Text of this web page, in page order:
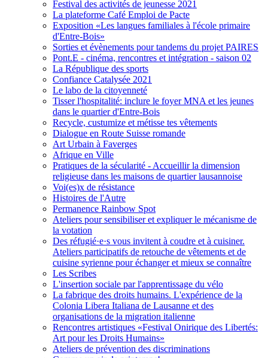
Festival des activités de jeunesse 2021
La plateforme Café Emploi de Pacte
Exposition «Les langues familiales à l'école primaire
d'Entre-Bois»
Sorties et évènements pour tandems du projet PAIRES
Pont.E - cinéma, rencontres et intégration - saison 02
La République des sports
Confiance Catalysée 2021
Le labo de la citoyenneté
Tisser l'hospitalité: inclure le foyer MNA et les jeunes
dans le quartier d'Entre-Bois
Recycle, custumize et métisse tes vêtements
Dialogue en Route Suisse romande
Art Urbain à Faverges
Afrique en Ville
Pratiques de la sécularité - Accueillir la dimension
religieuse dans les maisons de quartier lausannoise
Voi(es)x de résistance
Histoires de l'Autre
Permanence Rainbow Spot
Ateliers pour sensibiliser et expliquer le mécanisme de
la votation
Des réfugié·e·s vous invitent à coudre et à cuisiner.
Ateliers participatifs de retouche de vêtements et de
cuisine syrienne pour échanger et mieux se connaître
Les Scribes
L'insertion sociale par l'apprentissage du vélo
La fabrique des droits humains. L'expérience de la
Colonia Libera Italiana de Lausanne et des
organisations de la migration italienne
Rencontres artistiques «Festival Onirique des Libertés:
Art pour les Droits Humains»
Ateliers de prévention des discriminations